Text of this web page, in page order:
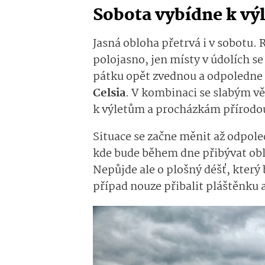
Sobota vybídne k
Jasná obloha přetrvá i v sobotu.
polojasno, jen místy v údolích
pátku opět zvednou a
Celsia. V kombinaci se slabým
k výletům a procházkám
Situace se začne měnit až
kde bude během dne přibývat
Nepůjde ale o plošný déšť,
případ nouze přibalit pláštěnku